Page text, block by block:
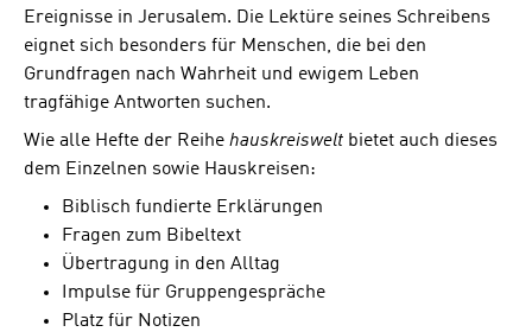
Ereignisse in Jerusalem. Die Lektüre seines Schreibens
eignet sich besonders für Menschen, die bei den
Grundfragen nach Wahrheit und ewigem Leben
tragfähige Antworten suchen.
Wie alle Hefte der Reihe hauskreiswelt bietet auch dieses
dem Einzelnen sowie Hauskreisen:
Biblisch fundierte Erklärungen
Fragen zum Bibeltext
Übertragung in den Alltag
Impulse für Gruppengespräche
Platz für Notizen